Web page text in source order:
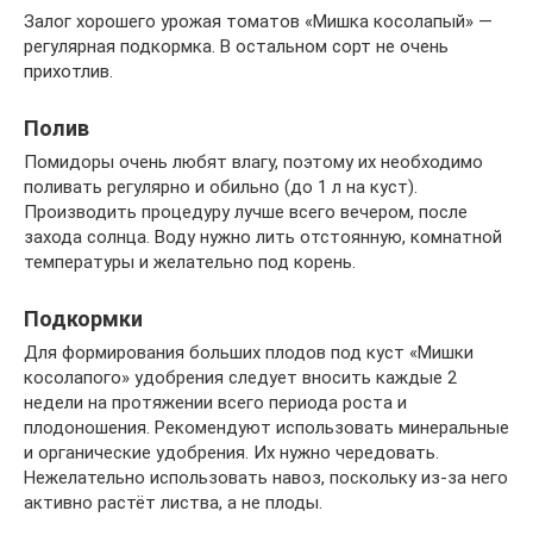
Залог хорошего урожая томатов «Мишка косолапый» —
регулярная подкормка. В остальном сорт не очень
прихотлив.
Полив
Помидоры очень любят влагу, поэтому их необходимо
поливать регулярно и обильно (до 1 л на куст).
Производить процедуру лучше всего вечером, после
захода солнца. Воду нужно лить отстоянную, комнатной
температуры и желательно под корень.
Подкормки
Для формирования больших плодов под куст «Мишки
косолапого» удобрения следует вносить каждые 2
недели на протяжении всего периода роста и
плодоношения. Рекомендуют использовать минеральные
и органические удобрения. Их нужно чередовать.
Нежелательно использовать навоз, поскольку из-за него
активно растёт листва, а не плоды.